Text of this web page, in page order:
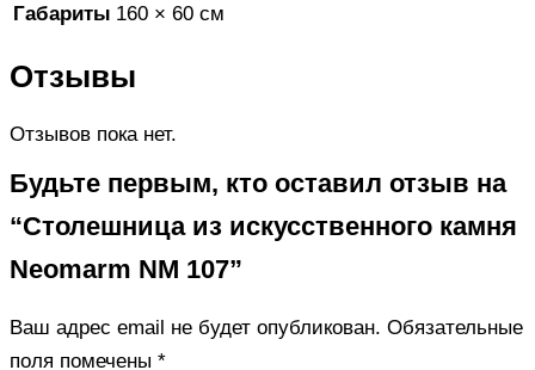
Габариты 160 × 60 см
Отзывы
Отзывов пока нет.
Будьте первым, кто оставил отзыв на
“Столешница из искусственного камня
Neomarm NM 107”
Ваш адрес email не будет опубликован. Обязательные
поля помечены *